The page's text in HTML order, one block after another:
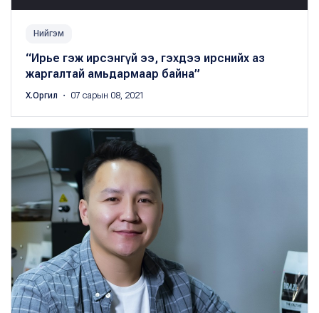
Нийгэм
“Ирье гэж ирсэнгүй ээ, гэхдээ ирснийх аз
жаргалтай амьдармаар байна”
Х.Оргил ・ 07 сарын 08, 2021